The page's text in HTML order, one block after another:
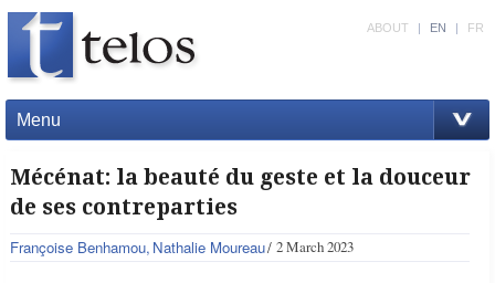
Menu
ABOUT | EN | FR
Mécénat: la beauté du geste et la douceur
de ses contreparties
Françoise Benhamou Nathalie Moureau 2 March 2023